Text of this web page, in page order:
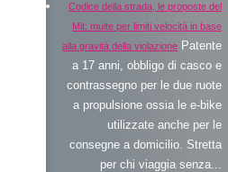
Codice della strada, le proposte del
Mit: multe per limiti velocità in base
alla gravità della violazione Patente
a 17 anni, obbligo di casco e
contrassegno per le due ruote
a propulsione ossia le e-bike
utilizzate anche per le
consegne a domicilio. Stretta
per chi viaggia senza...